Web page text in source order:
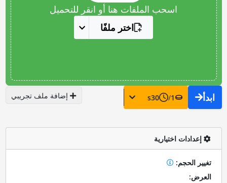
اسحب الملفات هنا أو انقر للتحميل
اختر ملفًا
ابدأ 1
/
30
s إضافة ملف تجريبي
إعدادات اختيارية
تغيير الحجم:
العرض: